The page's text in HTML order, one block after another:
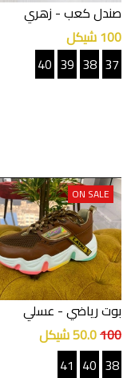
صندل كعب- زهري
100 شيكل
37
38
39
40
ON SALE
بوت رياضي- عسلي
100
38
40
41